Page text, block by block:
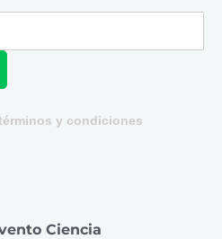
y condiciones
Ciencia